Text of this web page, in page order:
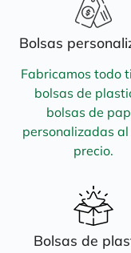
Bolsas
Fabricamos todo
bolsas de
bolsas de
personalizadas al
precio.
Bolsas de